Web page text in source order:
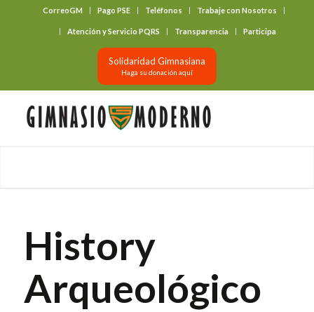
CorreoGM Pago PSE Teléfonos Trabaje con Nosotros
Atención y Servicio PQRS Transparencia Participa
Solidaridad Gimnasiana
Haga su donación aquí
History
Arqueológico